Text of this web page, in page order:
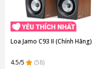
Loa Jamo C93 II (Chính Hãng)
4.5/5 (58)